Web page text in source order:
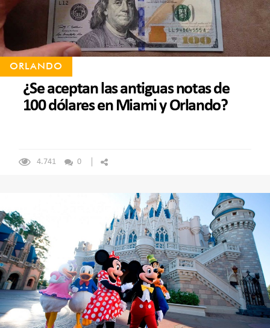
ORLANDO
¿Se aceptan las antiguas notas de
100 dólares en Miami y Orlando?
4.741 0